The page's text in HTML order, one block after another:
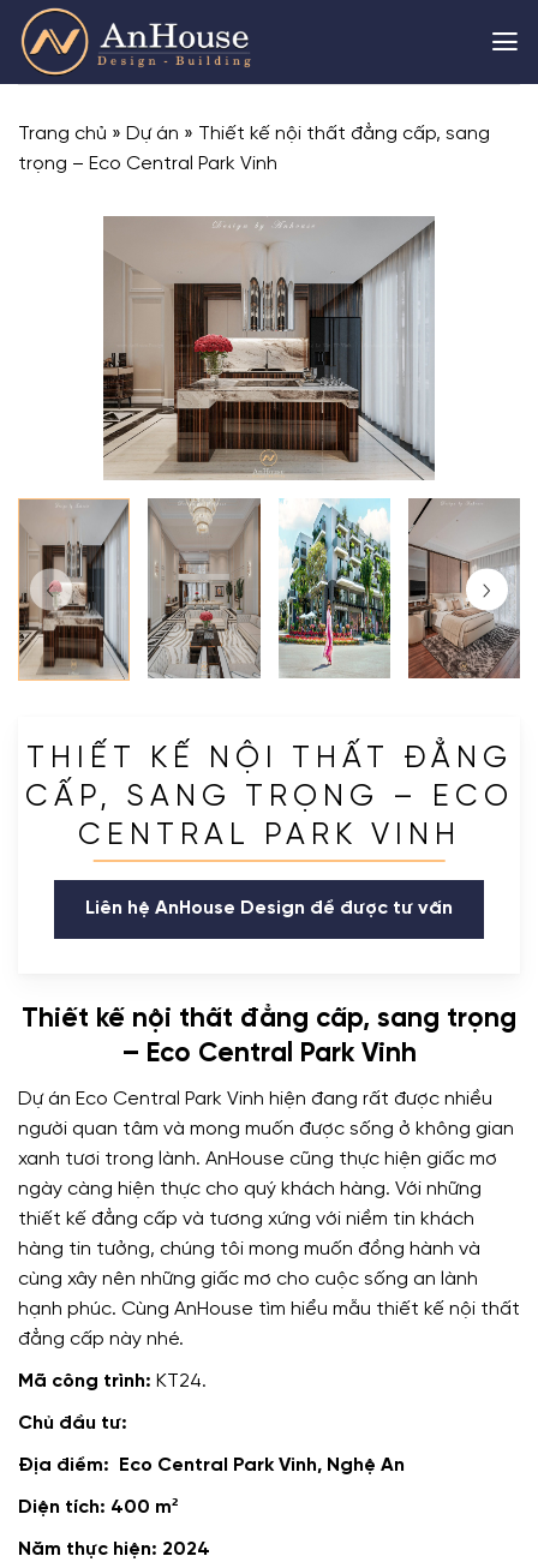
Skip
content
Trang chủ » Dự án »
Thiết kế nội thất đẳng cấp, sang
trọng – Eco Central Park Vinh
THIẾT KẾ NỘI THẤT ĐẲNG
CẤP, SANG TRỌNG – ECO
CENTRAL PARK VINH
Liên hệ AnHouse Design để được tư vấn
Thiết kế nội thất đẳng cấp, sang trọng
– Eco Central Park Vinh
Dự án Eco Central Park Vinh hiện đang rất được nhiều
người quan tâm và mong muốn được sống ở không gian
xanh tươi trong lành. AnHouse cũng thực hiện giấc mơ
ngày càng hiện thực cho quý khách hàng. Với những
thiết kế đẳng cấp và tương xứng với niềm tin khách
hàng tin tưởng, chúng tôi mong muốn đồng hành và
cùng xây nên những giấc mơ cho cuộc sống an lành
hạnh phúc. Cùng AnHouse tìm hiểu mẫu thiết kế nội thất
đẳng cấp này nhé.
Mã công trình: KT24.
Chủ đầu tư:
Địa điểm: Eco Central Park Vinh, Nghệ An
Diện tích: 400 m²
Năm thực hiện: 2024